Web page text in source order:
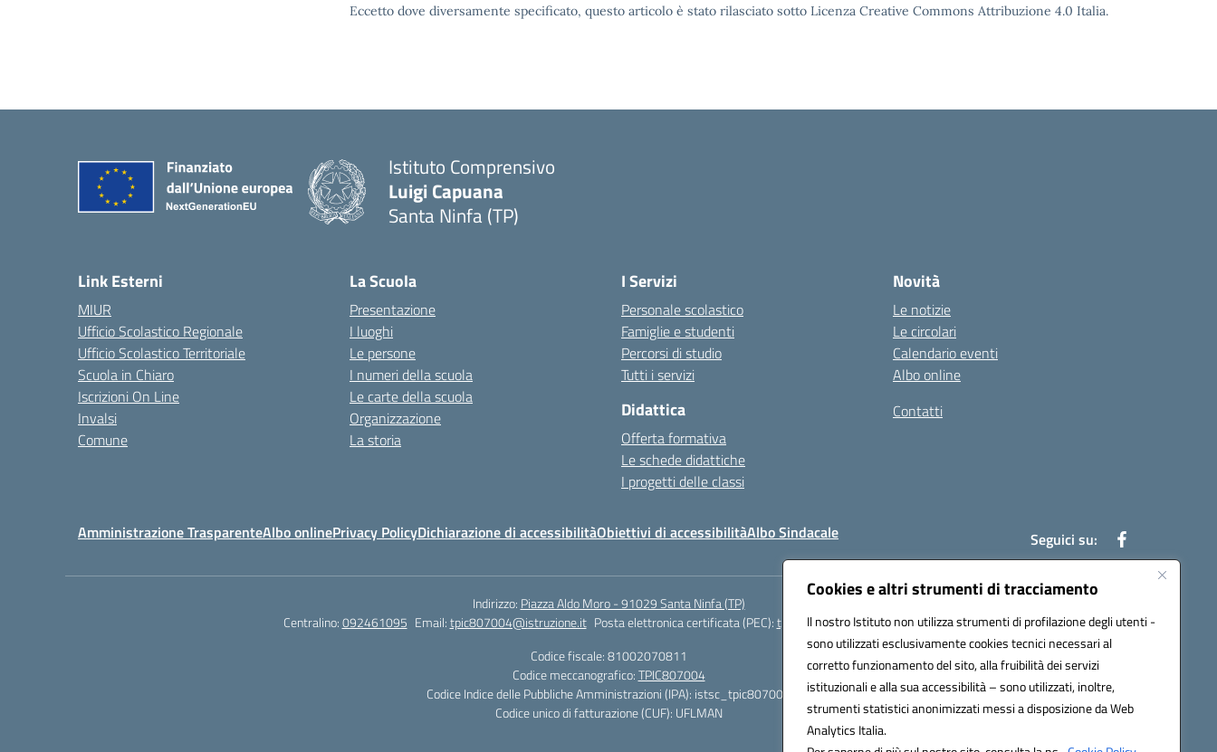
Cookies e altri strumenti di tracciamento
Il nostro Istituto non utilizza strumenti di profilazione degli utenti -
sono utilizzati esclusivamente cookies tecnici necessari al
corretto funzionamento del sito, alla fruibilità dei servizi
istituzionali e alla sua accessibilità – sono utilizzati, inoltre,
strumenti statistici anonimizzati messi a disposizione da Web
Analytics Italia.
Eccetto dove diversamente specificato, questo articolo è stato rilasciato sotto Licenza Creative Commons Attribuzione 4.0 Italia.
Istituto Comprensivo
Luigi Capuana
Santa Ninfa (TP)
Link Esterni
MIUR
Ufficio Scolastico Regionale
Ufficio Scolastico Territoriale
Scuola in Chiaro
Iscrizioni On Line
Invalsi
Comune
La Scuola
Presentazione
I luoghi
Le persone
I numeri della scuola
Le carte della scuola
Organizzazione
La storia
I Servizi
Personale scolastico
Famiglie e studenti
Percorsi di studio
Tutti i servizi
Didattica
Offerta formativa
Le schede didattiche
I progetti delle classi
Novità
Le notizie
Le circolari
Calendario eventi
Albo online
Contatti
Amministrazione TrasparenteAlbo onlinePrivacy PolicyDichiarazione di accessibilitàObiettivi di accessibilitàAlbo Sindacale Seguici su:
Indirizzo: Piazza Aldo Moro - 91029 Santa Ninfa (TP)
Centralino:092461095 Email:tpic807004@istruzione.it Posta elettronica certificata (PEC):tpic807004@pec.istruzione.it
Codice fiscale: 81002070811
Codice meccanografico:TPIC807004
Codice Indice delle Pubbliche Amministrazioni (IPA): istsc_tpic807004
Codice unico di fatturazione (CUF): UFLMAN